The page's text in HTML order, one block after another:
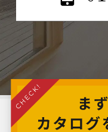
2024年7月
2024年6月
2024年5月